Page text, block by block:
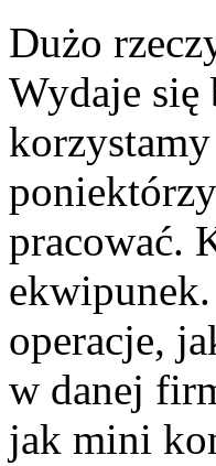
Dużo
Wydaje
pracować.
operacje,
w danej
jak mini